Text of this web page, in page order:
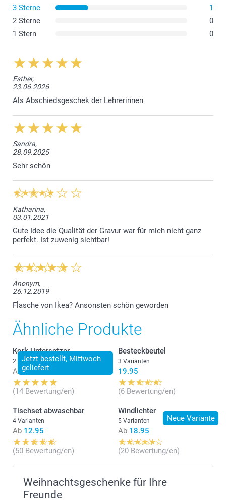
3 Sterne
1
2 Sterne
0
1 Stern
0
Esther,
23.06.2026
Als Abschiedsgeschek der Lehrerinnen
Sandra,
28.09.2025
Sehr schön
Katharina,
03.01.2021
Gute Idee die Qualität der Gravur war für mich nicht ganz
perfekt. Ist zuwenig sichtbar!
Anonym,
26.12.2019
Flasche von Ikea? Ansonsten schön geworden
Ähnliche Produkte
Jetzt bestellt, Mittwoch
geliefert
Kork Untersetzer
2 Varianten
Ab 31.95
(14 Bewertung/en)
Besteckbeutel
3 Varianten
19.95
(6 Bewertung/en)
Tischset abwaschbar
4 Varianten
Ab 12.95
(50 Bewertung/en)
Neue Variante
Windlichter
5 Varianten
Ab 18.95
(20 Bewertung/en)
Weihnachtsgeschenke für Ihre
Freunde